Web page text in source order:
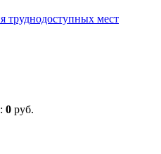
труднодоступных мест
0 руб.